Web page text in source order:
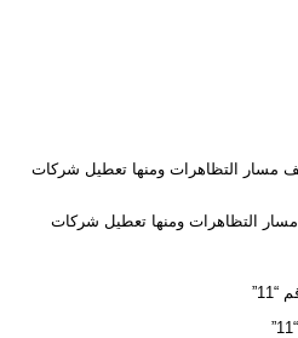
مسار التظاهرات ومنها تعطيل شركات